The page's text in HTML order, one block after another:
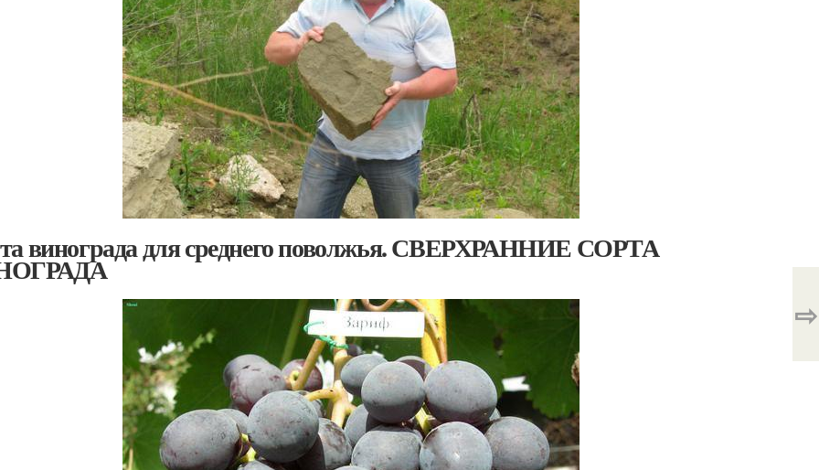
винограда для среднего поволжья. СВЕРХРАННИЕ СОРТА
⇨